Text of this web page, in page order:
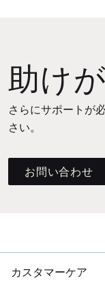
助け
さらにサポートが
さい。
お問い合わせ
カスタマーケア